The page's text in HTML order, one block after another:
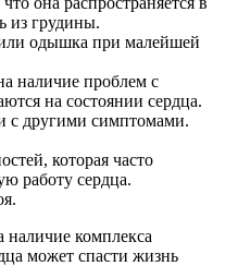
из грудины.
или одышка при малейшей
наличие проблем с
на состоянии сердца.
с другими симптомами.
которая часто
работу сердца.
наличие комплекса
может спасти жизнь